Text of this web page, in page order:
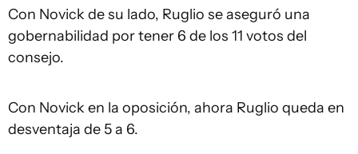
Con Novick de su lado, Ruglio se aseguró una
gobernabilidad por tener 6 de los 11 votos del
consejo.
Con Novick en la oposición, ahora Ruglio queda en
desventaja de 5 a 6.